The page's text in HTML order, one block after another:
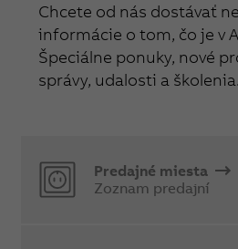
Chcete od nás dostávať
informácie o tom, čo je v
Špeciálne ponuky, nové
správy, udalosti a školenia.
Predajné miesta
Zoznam predajní